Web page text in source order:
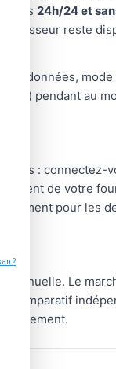
24h/24 et
reste
mode
pendant au
: connectez-
client de votre
pour les
annuelle. Le
comparatif